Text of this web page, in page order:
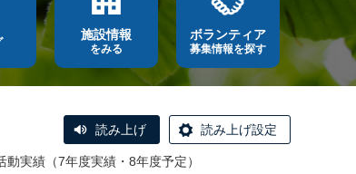
施設情報
をみる
ボランティア
募集情報を探す
読み上げ 読み上げ設定
実績（7年度実績・8年度予定）